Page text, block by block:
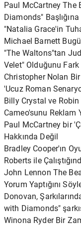
Paul McCartney The
Diamonds"
"Natalia Grace'in
Michael Barnett
"The Waltons"tan
Velet" Olduğunu Fark
Christopher Nolan
'Ucuz Roman
Billy Crystal ve Robin
Cameo'sunu Reklam
Paul McCartney bir
Hakkında Değil
Bradley Cooper'ın
Roberts ile
John Lennon The
Yorum Yaptığını
Donovan,
with Diamonds"
Winona Ryder Bir